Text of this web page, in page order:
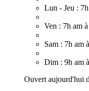
Lun - Jeu :
Ven : 7h am
Sam : 7h am
Dim : 9h am
Ouvert aujourd'hui